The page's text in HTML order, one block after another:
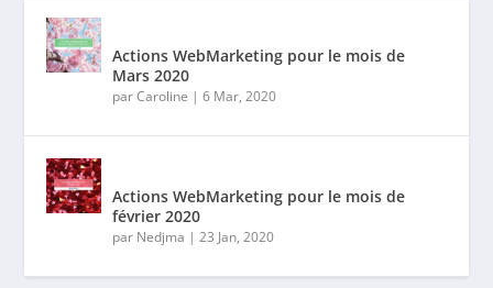
Actions WebMarketing pour le mois de
Mars 2020
parCaroline |6 Mar, 2020
Actions WebMarketing pour le mois de
février 2020
par Nedjma |23 Jan, 2020